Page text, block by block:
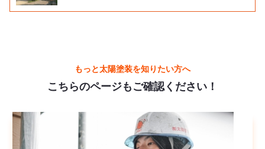
もっと太陽塗装を知りたい方へ
こちらのページもご確認ください！